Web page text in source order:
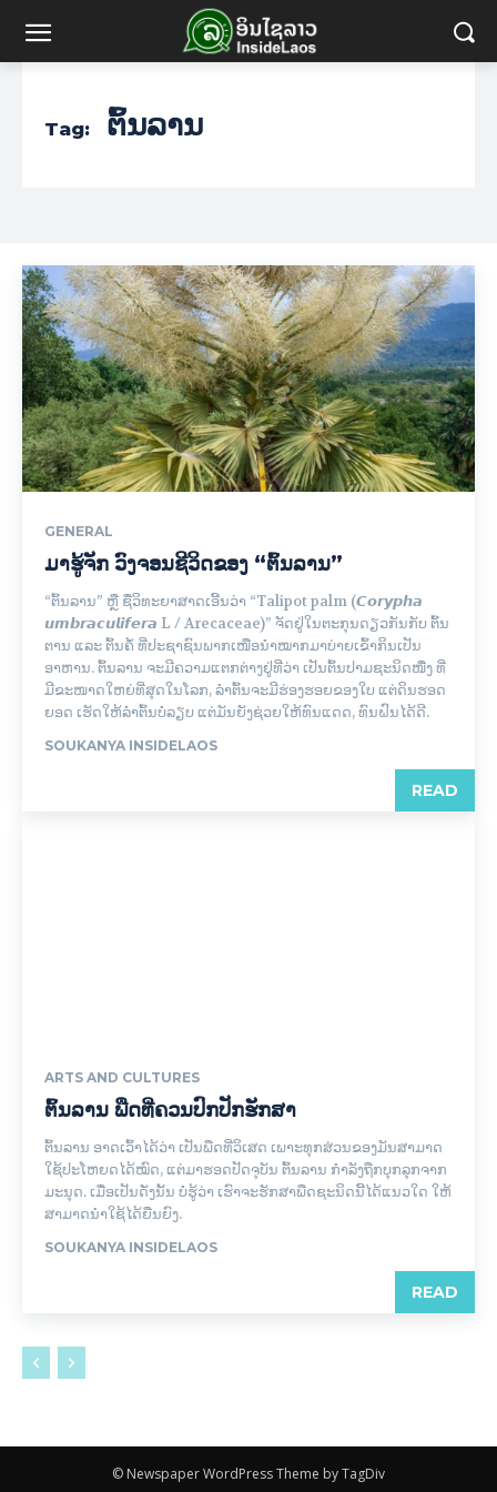
Tag: ຕົ້ນລານ
GENERAL
ມາຮູ້ຈັກ ວົງຈອນຊີວິດຂອງ “ຕົ້ນລານ”
“ຕົ້ນລານ” ຫຼື ຊື່ວິທະຍາສາດເອີ້ນວ່າ “Talipot palm (𝘾𝙤𝙧𝙮𝙥𝙝𝙖
𝙪𝙢𝙗𝙧𝙖𝙘𝙪𝙡𝙞𝙛𝙚𝙧𝙖 L / Arecaceae)” ຈັດຢູ່ໃນຕະກຸນດຽວກັນກັບ ຕົ້ນ
ຕານ ແລະ ຕົ້ນຄໍ້ ທີ່ປະຊາຊົນພາກເໜືອນຳໝາກມາບ່າຍເຂົ້າກິນເປັນ
ອາຫານ. ຕົ້ນລານ ຈະມີຄວາມແຕກຕ່າງຢູ່ທີ່ວ່າ ເປັນຕົ້ນປາມຊະນິດໜື່ງ ທີ່
ມີຂະໜາດໃຫຍ່ທີ່ສຸດໃນໂລກ, ລໍາຕົ້ນຈະມີຮ່ອງຮອຍຂອງໃບ ແຕ່ດິນຮອດ
ຍອດ ເຮັດໃຫ້ລໍາຕົ້ນບໍ່ລຽບ ແຕ່ມັນຍັງຊ່ວຍໃຫ້ທົນແດດ, ທົນຝົນໄດ້ດີ.
SOUKANYA INSIDELAOS
READ
ARTS AND CULTURES
ຕົ້ນລານ ພືດທີ່ຄວນປົກປັກຮັກສາ
ຕົ້ນລານ ອາດເວົ້າໄດ້ວ່າ ເປັນພືດທີ່ວິເສດ ເພາະທຸກສ່ວນຂອງມັນສາມາດ
ໃຊ້ປະໂຫຍດໄດ້ໝົດ, ແຕ່ມາຮອດປັດຈຸບັນ ຕົ້ນລານ ກຳລັງຖືກບຸກລຸກຈາກ
ມະນຸດ. ເມື່ອເປັນດັ່ງນັ້ນ ບໍ່ຮູ້ວ່າ ເຮົາຈະຮັກສາພືດຊະນິດນີ້ໄດ້ແນວໃດ ໃຫ້
ສາມາດນຳໃຊ້ໄດ້ຍືນຍົງ.
SOUKANYA INSIDELAOS
READ
© Newspaper WordPress Theme by TagDiv